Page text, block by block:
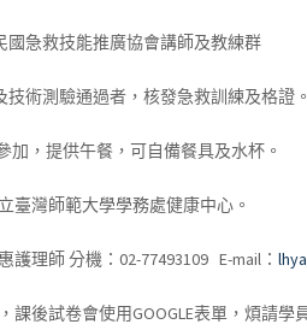
國急救技能推廣協會講師及教練群
技術測驗通過者，核發急救訓練及格證。
加，提供午餐 ，可自備餐具及水杯。
臺灣師範大學學務處健康中心。
護理師分機： 02-77493109 E-mail ：
課後試卷會使用GOOGLE表單，煩請學